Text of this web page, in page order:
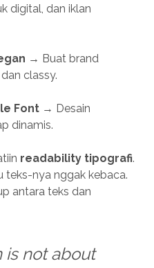
digital, dan iklan
→ Buat brand
classy.
Font→ Desain
dinamis.
readability tipografi.
teks-nya nggak kebaca.
antara teks dan
is not about